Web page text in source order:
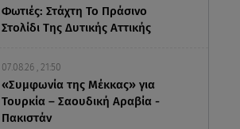
Φωτιές: Στάχτη Το Πράσινο
Στολίδι Της Δυτικής Αττικής
07.08.26 , 21:50
«Συμφωνία της Μέκκας» για
Τουρκία – Σαουδική Αραβία -
Πακιστάν